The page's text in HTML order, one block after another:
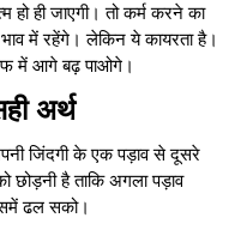
हो ही जाएगी। तो कर्म करने का
में रहेंगे। लेकिन ये कायरता है।
में आगे बढ़ पाओगे।
अर्थ
जिंदगी के एक पड़ाव से दूसरे
छोड़नी है ताकि अगला पड़ाव
ढल सको।